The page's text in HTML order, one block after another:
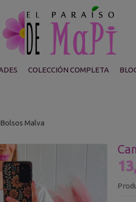
COLECCIÓN COMPLETA
Malva